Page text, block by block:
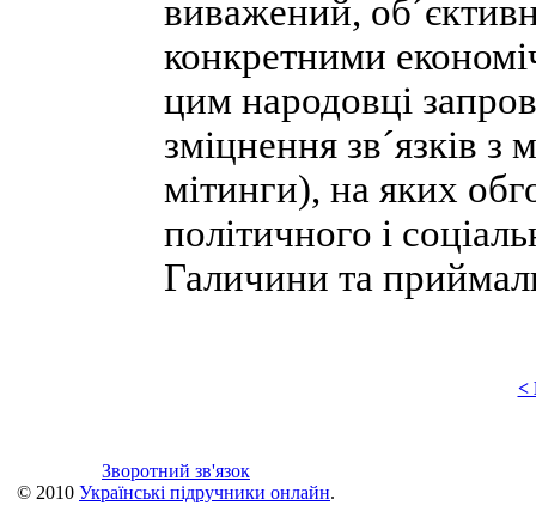
виважений,
конкретними
цим народовці
зміцнення зв´язків
мітинги), на яких
політичного і
Галичини та
<
Зворотний зв'язок
© 2010 Українські підручники онлайн.